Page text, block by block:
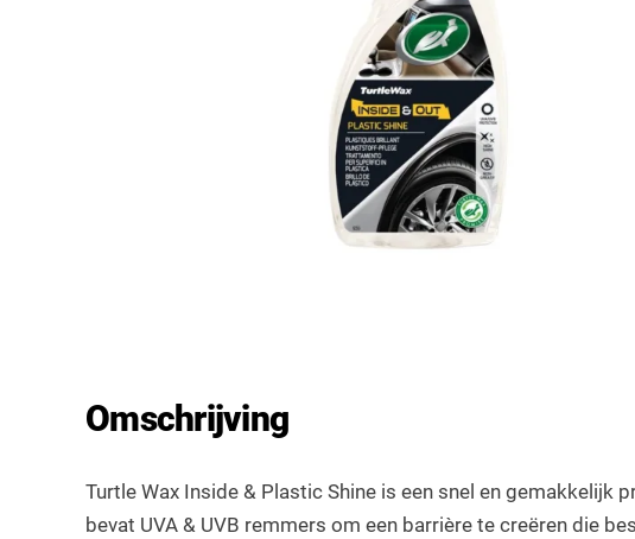
Omschrijving
Turtle Wax Inside & Plastic Shine is een snel en
bevat UVA & UVB remmers om een barrière te creëren die